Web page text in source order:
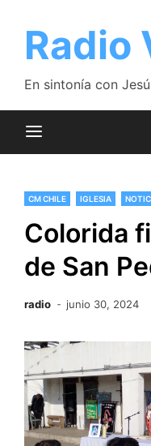
contenido
Radio
En sintonía con
CM CHILE IGLESIA
Colorida
de San
radio junio 30, 2024